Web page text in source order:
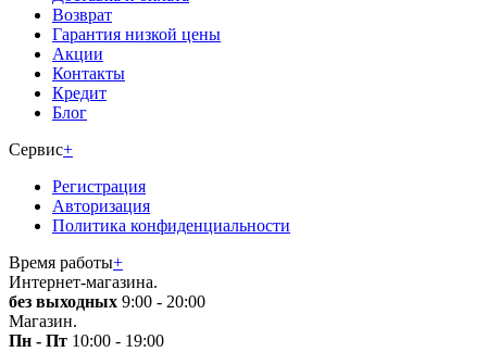
Возврат
Гарантия низкой цены
Акции
Контакты
Кредит
Блог
Сервис+
Регистрация
Авторизация
Политика конфиденциальности
Время работы+
Интернет-магазина.
без выходных 9:00 - 20:00
Магазин.
Пн - Пт 10:00 - 19:00